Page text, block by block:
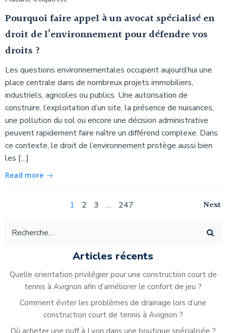
Pourquoi faire appel à un avocat spécialisé en
droit de l’environnement pour défendre vos
droits ?
Les questions environnementales occupent aujourd’hui une
place centrale dans de nombreux projets immobiliers,
industriels, agricoles ou publics. Une autorisation de
construire, l’exploitation d’un site, la présence de nuisances,
une pollution du sol ou encore une décision administrative
peuvent rapidement faire naître un différend complexe. Dans
ce contexte, le droit de l’environnement protège aussi bien
les […]
Read more
Navigation
des
articles
Navigation
des
articles
Page
1 Page
2 Page
3 … Page
247 Next
Articles récents
Quelle orientation privilégier pour une construction court de
tennis à Avignon afin d’améliorer le confort de jeu ?
Comment éviter les problèmes de drainage lors d’une
construction court de tennis à Avignon ?
Où acheter une puff à Lyon dans une boutique spécialisée ?